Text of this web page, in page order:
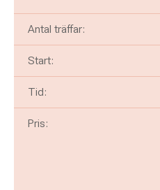
Antal träffar:
Start:
Tid:
Pris: